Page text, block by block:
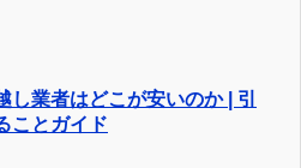
し業者はどこが安いのか | 引
ことガイド